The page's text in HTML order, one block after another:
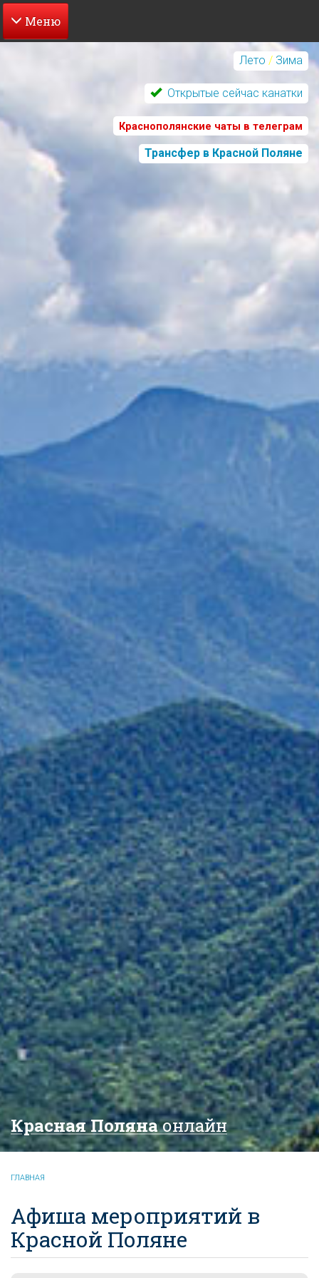
Перейти
содержанию
Лето / Зима
Открытые сейчас канатки
Краснополянские чаты в телеграм
Трансфер в Красной Поляне
Красная Полянаонлайн
ГЛАВНАЯ
Афиша мероприятий в
Красной Поляне